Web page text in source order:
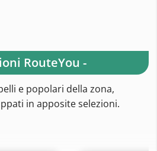
RouteYou -
e popolari della zona,
in apposite selezioni.